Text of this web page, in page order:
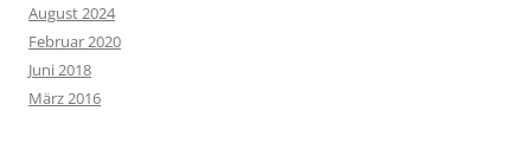
August 2024
Februar 2020
Juni 2018
März 2016